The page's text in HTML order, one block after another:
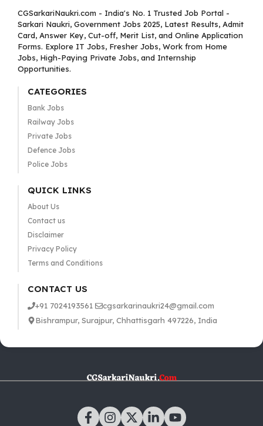
CGSarkariNaukri.com - India's No. 1 Trusted Job Portal -
Sarkari Naukri, Government Jobs 2025, Latest Results, Admit
Card, Answer Key, Cut-off, Merit List, and Online Application
Forms. Explore IT Jobs, Fresher Jobs, Work from Home
Jobs, High-Paying Private Jobs, and Internship
Opportunities.
CATEGORIES
Bank Jobs
Railway Jobs
Private Jobs
Defence Jobs
Police Jobs
QUICK LINKS
About Us
Contact us
Disclaimer
Privacy Policy
Terms and Conditions
CONTACT US
+91 7024193561
cgsarkarinaukri24@gmail.com
Bishrampur, Surajpur, Chhattisgarh 497226, India